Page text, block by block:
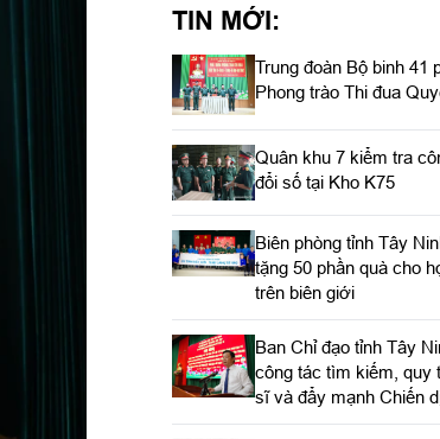
TIN MỚI:
Trung đoàn Bộ binh 41
Phong trào Thi đua
Quân khu 7 kiểm tra
đổi số tại Kho K75
Biên phòng tỉnh Tây
tặng 50 phần quà cho
trên biên giới
Ban Chỉ đạo tỉnh Tây
công tác tìm kiếm, quy
sĩ và đẩy mạnh Chiến
đêm